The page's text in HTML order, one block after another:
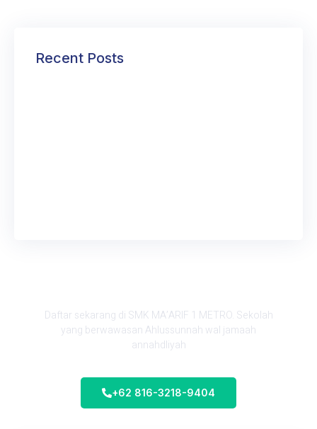
Recent Posts
Daftar sekarang di SMK MA’ARIF 1 METRO. Sekolah
yang berwawasan Ahlussunnah wal jamaah
annahdliyah
+62 816-3218-9404